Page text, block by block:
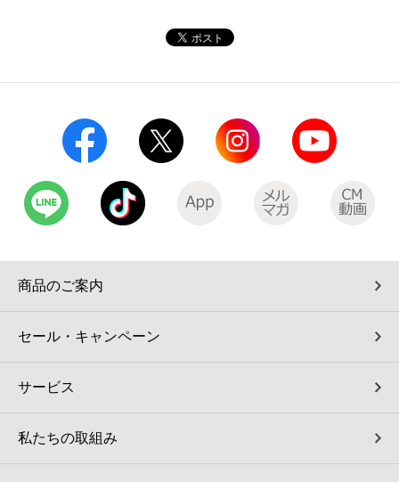
学び・教育
コインランドリー（店舗限定）
自転車シェアリング（店舗限定）
モバイルバッテリーシェアリング（店舗限定）
モバイルWi-Fiバッテリーシェアリング（店舗限定）
荷物預かりサービス「ecbocloakエクボクローク」（店舗限定）
パウダースペース ラブン（店舗限定）
ソフトバンクギフト
セブン‐イレブンの「商品力」
セブン-イレブンの横顔
セブン-イレブンの歴史
商品のご案内
セール・キャンペーン
サービス
私たちの取組み